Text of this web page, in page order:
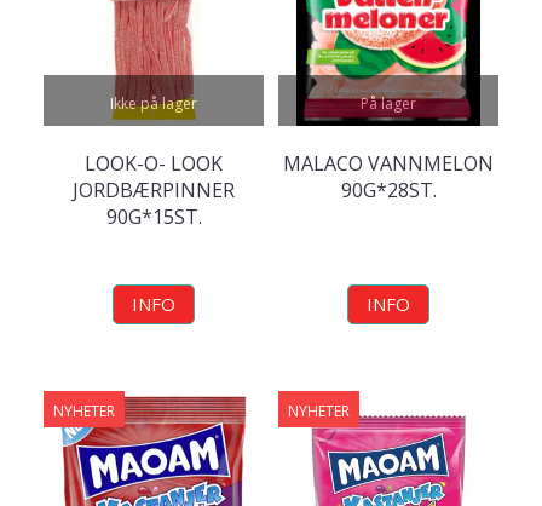
Ikke på lager
LOOK-O- LOOK
JORDBÆRPINNER
90G*15ST.
INFO
På lager
MALACO VANNMELON
90G*28ST.
INFO
NYHETER NYHETER